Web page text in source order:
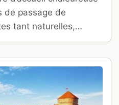
de passage de
tant naturelles,
Varsovie, capitale
les